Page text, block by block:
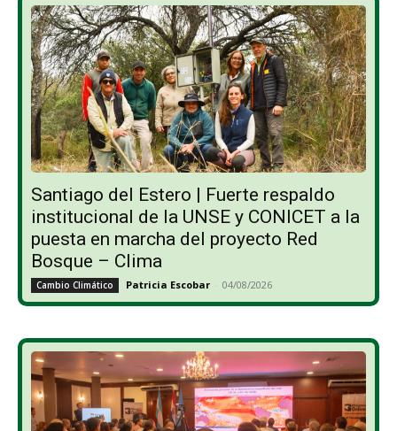
Santiago del Estero | Fuerte respaldo
institucional de la UNSE y CONICET a la
puesta en marcha del proyecto Red
Bosque – Clima
Cambio Climático Patricia Escobar - 04/08/2026